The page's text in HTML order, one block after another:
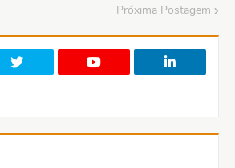
Próxima Postagem